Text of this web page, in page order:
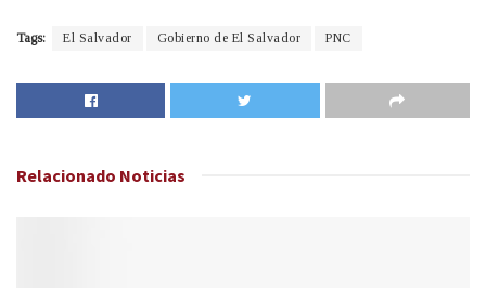
Tags: El Salvador Gobierno de El Salvador PNC
Relacionado Noticias